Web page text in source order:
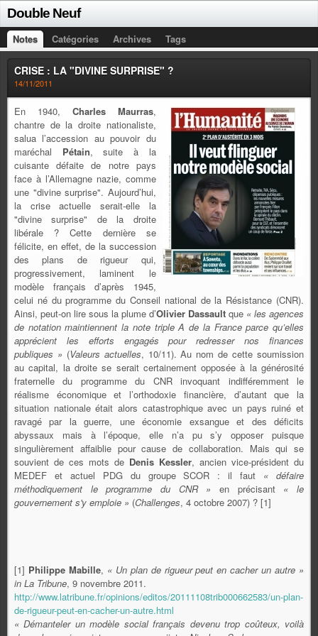
Double Neuf
Notes Catégories Archives Tags
CRISE : LA "DIVINE SURPRISE" ?
14/11/2011
En 1940, Charles Maurras,
chantre de la droite nationaliste,
salua l’accession au pouvoir du
maréchal Pétain, suite à la
cuisante défaite de notre pays
face à l’Allemagne nazie, comme
une "divine surprise". Aujourd’hui,
la crise actuelle serait-elle la
"divine surprise" de la droite
libérale ? Cette dernière se
félicite, en effet, de la succession
des plans de rigueur qui,
progressivement, laminent le
modèle français d’après 1945,
celui né du programme du Conseil national de la Résistance (CNR).
Ainsi, peut-on lire sous la plume d’Olivier Dassault que « les agences
de notation maintiennent la note triple A de la France parce qu’elles
apprécient les efforts engagés pour redresser nos finances
publiques » (Valeurs actuelles, 10/11). Au nom de cette soumission
au capital, la droite se serait certainement opposée à la générosité
fraternelle du programme du CNR invoquant indifféremment le
réalisme économique et l’orthodoxie financière, d’autant que la
situation nationale était alors catastrophique avec un pays ruiné et
ravagé par la guerre, une économie exsangue et des déficits
abyssaux mais à l’époque, elle n’a pu s’y opposer puisque
singulièrement affaiblie pour cause de collaboration. Mais qui se
souvient de ces mots de Denis Kessler, ancien vice-président du
MEDEF et actuel PDG du groupe SCOR :il faut « défaire
méthodiquement le
programme du CNR » en précisant « le
gouvernement s'y emploie » (Challenges, 4 octobre 2007) ? [1]
[1] Philippe Mabille, « Un plan de rigueur peut en cacher un autre »
in La Tribune, 9 novembre 2011.
http://www.latribune.fr/opinions/editos/20111108trib000662583/un-plan-
de-rigueur-peut-en-cacher-un-autre.html
« Démanteler un modèle social français devenu trop coûteux, voilà